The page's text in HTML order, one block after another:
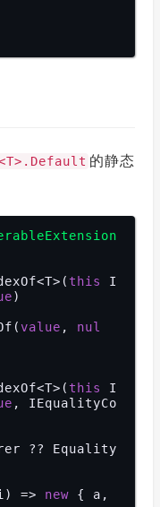
的静态
this
I
)
value , nul
this
I
, IEqualityCo
i) =>
new { a,